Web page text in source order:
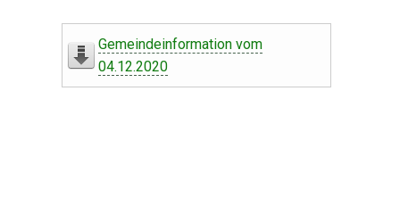
Gemeindeinformation vom
04.12.2020